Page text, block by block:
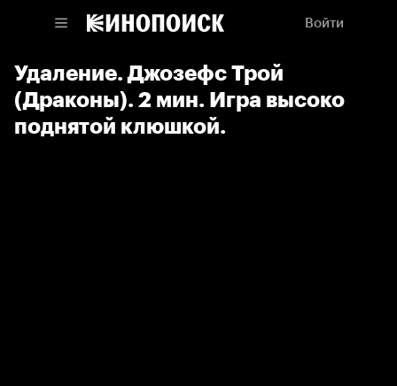
Войти
Удаление. Джозефс Трой
(Драконы). 2 мин. Игра высоко
поднятой клюшкой.